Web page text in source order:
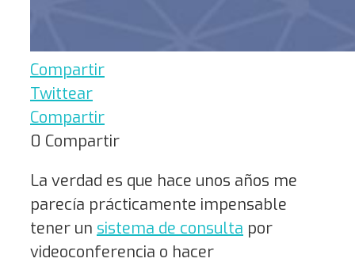
Compartir
Twittear
Compartir
0 Compartir
La verdad es que hace unos años me
parecía prácticamente impensable
tener un sistema de consulta por
videoconferencia o hacer